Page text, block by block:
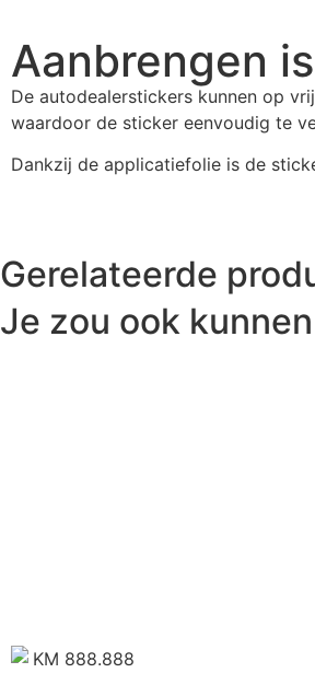
Aanbrengen
De autodealerstickers kunnen op
waardoor de sticker eenvoudig te
Dankzij de applicatiefolie is de
Gerelateerde
Je zou ook